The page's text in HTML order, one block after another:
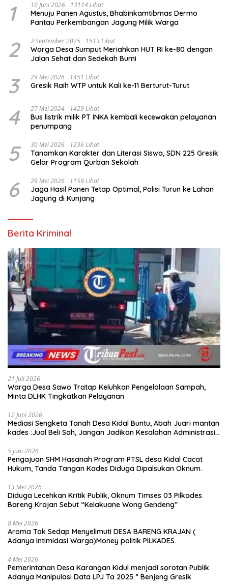
1 10 Juni 2026 13114 Lihat
Menuju Panen Agustus, Bhabinkamtibmas Dermo
Pantau Perkembangan Jagung Milik Warga
2 2 September 2025 1513 Lihat
Warga Desa Sumput Meriahkan HUT RI ke-80 dengan
Jalan Sehat dan Sedekah Bumi ‎
3 29 Mei 2026 1451 Lihat
Gresik Raih WTP untuk Kali ke-11 Berturut-Turut
4 27 Mei 2024 1429 Lihat
Bus listrik milik PT INKA kembali kecewakan pelayanan
penumpang
5 30 Mei 2026 1236 Lihat
Tanamkan Karakter dan Literasi Siswa, SDN 225 Gresik
Gelar Program Qurban Sekolah
6 29 Mei 2026 1159 Lihat
Jaga Hasil Panen Tetap Optimal, Polisi Turun ke Lahan
Jagung di Kunjang
Berita Kriminal
21 Juli 2026
Warga Desa Sawo Tratap Keluhkan Pengelolaan Sampah,
Minta DLHK Tingkatkan Pelayanan
12 Juni 2026
Mediasi Sengketa Tanah Desa Kidal Buntu, Abah Juari mantan
kades :Jual Beli Sah, Jangan Jadikan Kesalahan Administrasi
5 Juni 2026
Pengajuan SHM Hasanah Program PTSL desa Kidal Cacat
Hukum, Tanda Tangan Kades Diduga Dipalsukan Oknum.
13 Mei 2026
Diduga Lecehkan Kritik Publik, Oknum Timses 03 Pilkades
Bareng Krajan Sebut “Kelakuane Wong Gendeng”
8 Mei 2026
Aroma Tak Sedap Menyelimuti DESA BARENG KRAJAN (
Adanya Intimidasi Warga)Money politik PILKADES.
4 Mei 2026
Pemerintahan Desa Karangan Kidul menjadi sorotan Publik
Adanya Manipulasi Data LPJ Ta 2025 ” Benjeng Gresik